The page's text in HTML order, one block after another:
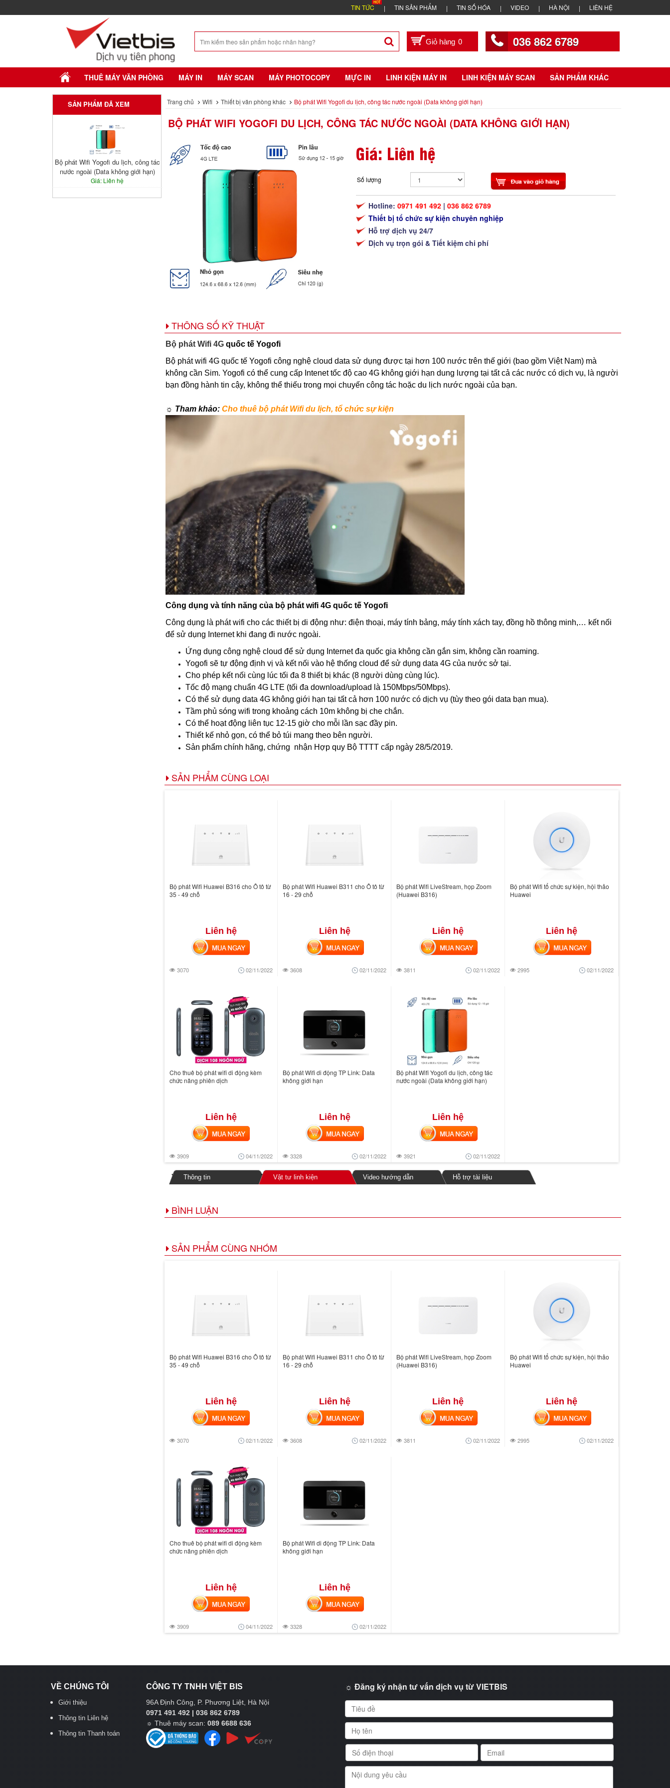
TIN TỨC TIN SẢN PHẨM TIN SỐ HÓA VIDEO HÀ NỘI LIÊN HỆ
0 036 862 6789
THUÊ MÁY VĂN PHÒNG MÁY IN MÁY SCAN MÁY PHOTOCOPY MỰC IN LINH KIỆN MÁY IN LINH KIỆN MÁY SCAN SẢN PHẨM KHÁC
SẢN PHẨM ĐÃ XEM
Bộ phát Wifi Yogofi du lịch, công tác
nước ngoài (Data không giới hạn)
Giá: Liên hệ
Trang chủ Wifi Thiết bị văn phòng khác Bộ phát Wifi Yogofi du lịch, công tác nước ngoài (Data không giới hạn)
BỘ PHÁT WIFI YOGOFI DU LỊCH, CÔNG TÁC NƯỚC NGOÀI (DATA KHÔNG GIỚI HẠN)
Giá: Liên hệ
Số lượng
Hotline: 0971 491 492 | 036 862 6789
Thiết bị tổ chức sự kiện chuyên nghiệp
Hỗ trợ dịch vụ 24/7
Dịch vụ trọn gói & Tiết kiệm chi phí
THÔNG SỐ KỸ THUẬT
Bộ phát Wifi 4Gquốc tế Yogofi
Bộ phát wifi 4G quốc tế Yogofi công nghệ cloud data sử dụng được tại hơn 100 nước trên thế giới (bao gồm Việt Nam) mà
không cần Sim. Yogofi có thể cung cấp Intenet tốc độ cao 4G không giới hạn dung lượng tại tất cả các nước có dịch vụ, là người
bạn đồng hành tin cậy, không thể thiếu trong mọi chuyến công tác hoặc du lịch nước ngoài của bạn.
☼ Tham khảo: Cho thuê bộ phát Wifi du lịch, tổ chức sự kiện
Công dụng và tính năng của bộ phát wifi 4G quốc tế Yogofi
Công dụng là phát wifi cho các thiết bị di động như: điện thoại, máy tính bảng, máy tính xách tay, đồng hồ thông minh,… kết nối
để sử dụng Internet khi đang đi nước ngoài.
Ứng dụng công nghệ cloud để sử dụng Internet đa quốc gia không cần gắn sim, không cần roaming.
Yogofi sẽ tự động định vị và kết nối vào hệ thống cloud để sử dụng data 4G của nước sở tại.
Cho phép kết nối cùng lúc tối đa 8 thiết bị khác (8 người dùng cùng lúc).
Tốc độ mạng chuẩn 4G LTE (tối đa download/upload là 150Mbps/50Mbps).
Có thể sử dụng data 4G không giới hạn tại tất cả hơn 100 nước có dịch vụ (tùy theo gói data bạn mua).
Tầm phủ sóng wifi trong khoảng cách 10m không bị che chắn.
Có thể hoạt động liên tục 12-15 giờ cho mỗi lần sạc đầy pin.
Thiết kế nhỏ gọn, có thể bỏ túi mang theo bên người.
Sản phẩm chính hãng, chứng nhận Hợp quy Bộ TTTT cấp ngày 28/5/2019.
SẢN PHẨM CÙNG LOẠI
Bộ phát Wifi Huawei B316 cho Ô tô từ
35 - 49 chỗ
Liên hệ
3070 02/11/2022
MUA NGAY
Bộ phát Wifi Huawei B311 cho Ô tô từ
16 - 29 chỗ
Liên hệ
3608 02/11/2022
MUA NGAY
Bộ phát Wifi LiveStream, họp Zoom
(Huawei B316)
Liên hệ
3811 02/11/2022
MUA NGAY
Bộ phát Wifi tổ chức sự kiện, hội thảo
Huawei
Liên hệ
2995 02/11/2022
MUA NGAY
Cho thuê bộ phát wifi di động kèm
chức năng phiên dịch
Liên hệ
3909 04/11/2022
MUA NGAY
Bộ phát Wifi di động TP Link: Data
không giới hạn
Liên hệ
3328 02/11/2022
MUA NGAY
Bộ phát Wifi Yogofi du lịch, công tác
nước ngoài (Data không giới hạn)
Liên hệ
3921 02/11/2022
MUA NGAY
Thông tin Vật tư linh kiện Video hướng dẫn Hỗ trợ tài liệu
BÌNH LUẬN
SẢN PHẨM CÙNG NHÓM
Bộ phát Wifi Huawei B316 cho Ô tô từ
35 - 49 chỗ
Liên hệ
3070 02/11/2022
MUA NGAY
Bộ phát Wifi Huawei B311 cho Ô tô từ
16 - 29 chỗ
Liên hệ
3608 02/11/2022
MUA NGAY
Bộ phát Wifi LiveStream, họp Zoom
(Huawei B316)
Liên hệ
3811 02/11/2022
MUA NGAY
Bộ phát Wifi tổ chức sự kiện, hội thảo
Huawei
Liên hệ
2995 02/11/2022
MUA NGAY
Cho thuê bộ phát wifi di động kèm
chức năng phiên dịch
Liên hệ
3909 04/11/2022
MUA NGAY
Bộ phát Wifi di động TP Link: Data
không giới hạn
Liên hệ
3328 02/11/2022
MUA NGAY
VỀ CHÚNG TÔI
Giới thiệu
Thông tin Liên hệ
Thông tin Thanh toán
CÔNG TY TNHH VIỆT BIS
96A Định Công, P. Phương Liệt, Hà Nội
0971 491 492 | 036 862 6789
☼Thuê máy scan:089 6688 636
☼ Đăng ký nhận tư vấn dịch vụ từ VIETBIS